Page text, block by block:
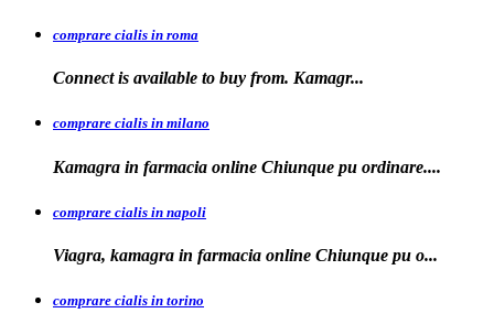
comprare cialis in roma
Connect is available to buy from. Kamagr...
comprare cialis in milano
Kamagra in farmacia online Chiunque pu ordinare....
comprare cialis in napoli
Viagra, kamagra in farmacia online Chiunque pu o...
comprare cialis in torino